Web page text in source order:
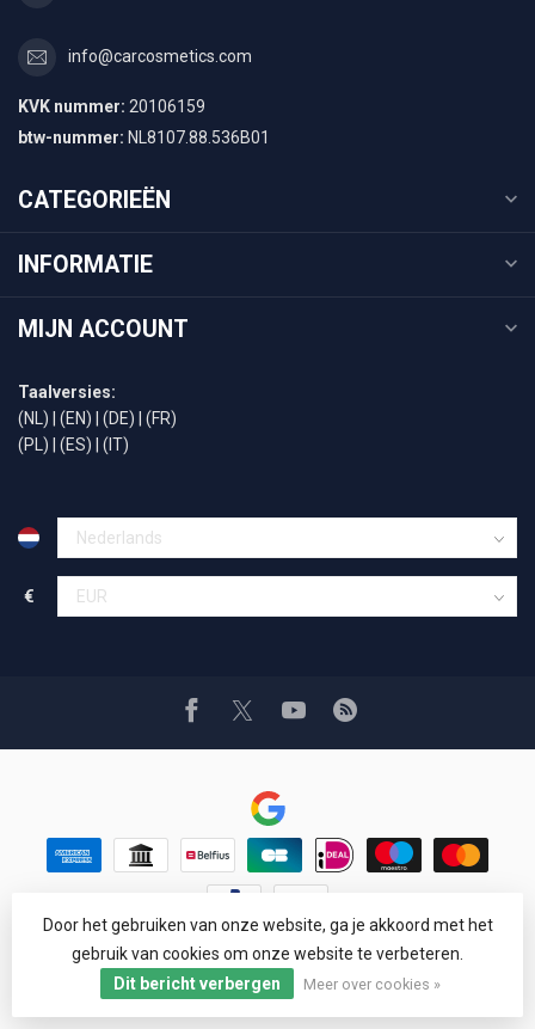
info@carcosmetics.com
KVK nummer: 20106159
btw-nummer: NL8107.88.536B01
CATEGORIEËN
INFORMATIE
MIJN ACCOUNT
Taalversies:
(NL)
(EN) (DE)
(FR)
(PL)
(ES) (IT)
€
© Copyright 1994 - 2026 Car Cosmetics® Hail pro®
Google Reviews4,8
Door het gebruiken van onze website, ga je akkoord met het
gebruik van cookies om onze website te verbeteren.
Dit bericht verbergen
Meer over cookies »